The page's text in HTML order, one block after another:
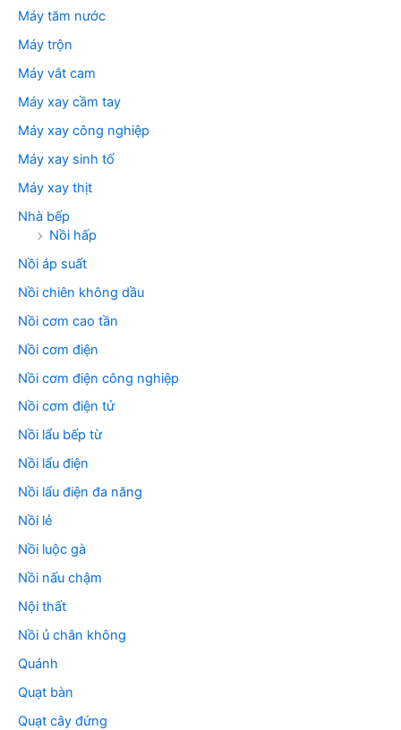
Máy tăm nước
Máy trộn
Máy vắt cam
Máy xay cầm tay
Máy xay công nghiệp
Máy xay sinh tố
Máy xay thịt
Nhà bếp
Nồi hấp
Nồi áp suất
Nồi chiên không dầu
Nồi cơm cao tần
Nồi cơm điện
Nồi cơm điện công nghiệp
Nồi cơm điện tử
Nồi lẩu bếp từ
Nồi lẩu điện
Nồi lẩu điện đa năng
Nồi lẻ
Nồi luộc gà
Nồi nấu chậm
Nội thất
Nồi ủ chân không
Quánh
Quạt bàn
Quạt cây đứng